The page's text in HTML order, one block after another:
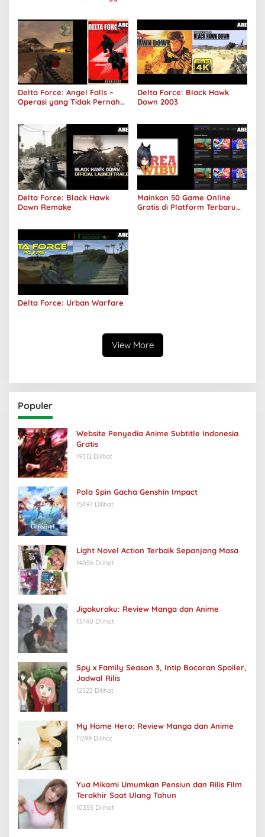
Delta Force: Angel Falls –
Operasi yang Tidak Pernah
Delta Force: Black Hawk
Down 2003
Delta Force: Black Hawk
Down Remake
Mainkan 50 Game Online
Gratis di Platform Terbaru
Delta Force: Urban Warfare
View More
Populer
Website Penyedia Anime Subtitle Indonesia
Gratis
19312 Dilihat
Pola Spin Gacha Genshin Impact
15497 Dilihat
Light Novel Action Terbaik Sepanjang Masa
14056 Dilihat
Jigokuraku: Review Manga dan Anime
13740 Dilihat
Spy x Family Season 3, Intip Bocoran Spoiler,
Jadwal Rilis
12523 Dilihat
My Home Hero: Review Manga dan Anime
11299 Dilihat
Yua Mikami Umumkan Pensiun dan Rilis Film
Terakhir Saat Ulang Tahun
10355 Dilihat